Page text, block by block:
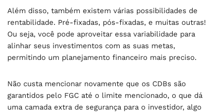
Além disso, também existem várias possibilidades de
rentabilidade. Pré-fixadas, pós-fixadas, e muitas outras!
Ou seja, você pode aproveitar essa variabilidade para
alinhar seus investimentos com as suas metas,
permitindo um planejamento financeiro mais preciso.
Não custa mencionar novamente que os CDBs são
garantidos pelo FGC até o limite mencionado, o que dá
uma camada extra de segurança para o investidor, algo